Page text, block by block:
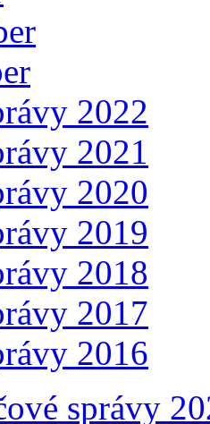
2022
2021
2020
2019
2018
2017
2016
správy